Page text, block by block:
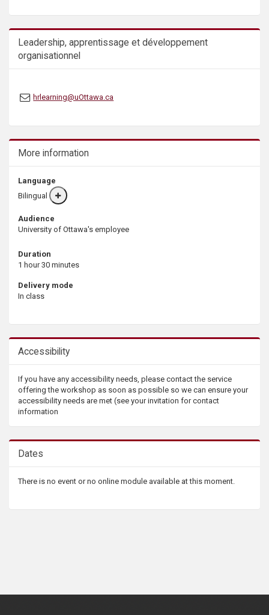
Leadership, apprentissage et développement
organisationnel
hrlearning@uOttawa.ca
More information
Language
Bilingual
More
info
Audience
University of Ottawa's employee
Duration
1 hour 30 minutes
Delivery mode
In class
Accessibility
If you have any accessibility needs, please contact the service
offering the workshop as soon as possible so we can ensure your
accessibility needs are met (see your invitation for contact
information
Dates
There is no event or no online module available at this moment.